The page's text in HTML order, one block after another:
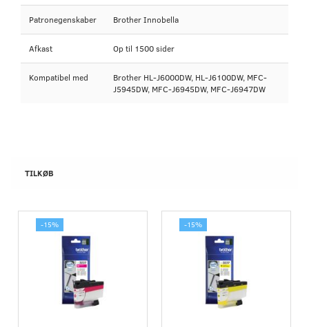
Patronegenskaber Brother Innobella
Afkast Op til 1500 sider
Kompatibel med
Brother HL-J6000DW, HL-J6100DW, MFC-
J5945DW, MFC-J6945DW, MFC-J6947DW
TILKØB
-15% -15%